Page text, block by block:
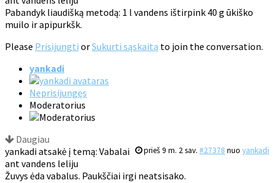
Pabandyk liaudišką metodą: 1 l vandens ištirpink 40 g ūkiško
muilo ir apipurkšk.
Please Prisijungti orSukurti sąskaitą to join the conversation.
yankadi
Neprisijungęs
Moderatorius
Daugiau
prieš 9 m. 2 sav. #27378 nuo yankadi
yankadi atsakė į temą: Vabalai
ant vandens leliju
Žuvys ėda vabalus. Paukščiai irgi neatsisako.